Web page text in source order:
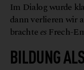
Im Dialog wurde
dann verlieren wir
brachtees Frech-
BILDUNG